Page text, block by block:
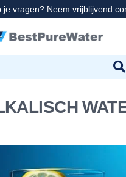
je vragen? Neem vrijblijvend